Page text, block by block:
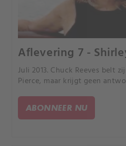
Aflevering 7 -
Juli 2013. Chuck Reeves belt
Pierce, maar krijgt geen
ABONNEER NU